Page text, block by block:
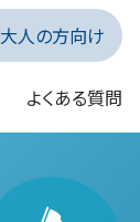
よくある質問
大人の方向け